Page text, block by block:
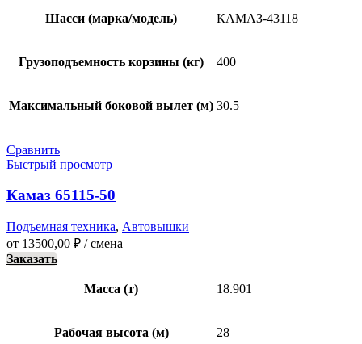
Шасси (марка/модель) КАМАЗ-43118
Грузоподъемность корзины (кг) 400
Максимальный боковой вылет (м) 30.5
Сравнить
Быстрый просмотр
Камаз 65115-50
Подъемная техника, Автовышки
от 13500,00 ₽ / смена
Заказать
Масса (т) 18.901
Рабочая высота (м) 28